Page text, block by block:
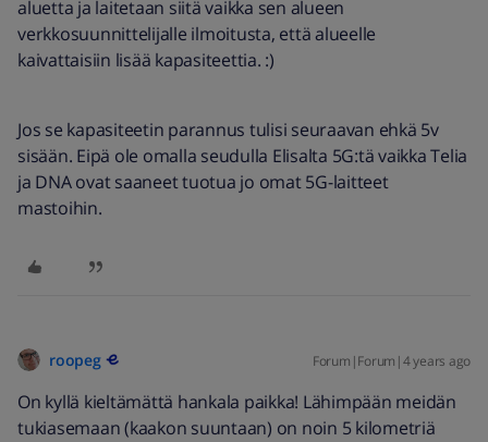
aluetta ja laitetaan siitä vaikka sen alueen
verkkosuunnittelijalle ilmoitusta, että alueelle
kaivattaisiin lisää kapasiteettia. :)
Jos se kapasiteetin parannus tulisi seuraavan ehkä 5v
sisään. Eipä ole omalla seudulla Elisalta 5G:tä vaikka Telia
ja DNA ovat saaneet tuotua jo omat 5G-laitteet
mastoihin.
roopeg Forum|Forum|4 years ago
On kyllä kieltämättä hankala paikka! Lähimpään meidän
tukiasemaan (kaakon suuntaan) on noin 5 kilometriä